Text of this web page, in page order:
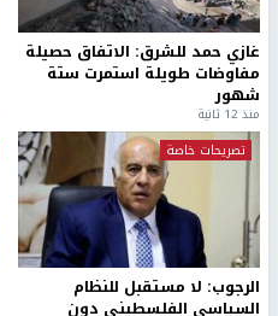
غازي حمد للشرق: الاتفاق حصيلة
مفاوضات طويلة استمرت ستة
شهور
منذ 12 ثانية
تصريحات خاصة
الرجوب: لا مستقبل للنظام
السياسي الفلسطيني دون